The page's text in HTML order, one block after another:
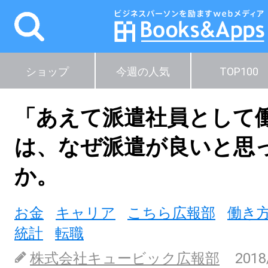
ショップ 今週の人気 TOP100
「あえて派遣社員として
は、なぜ派遣が良いと思
か。
お金 キャリア こちら広報部
働き
統計
転職
株式会社キュービック広報部